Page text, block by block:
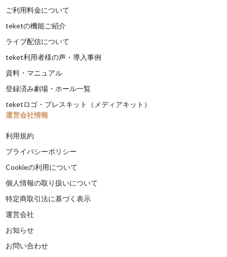
ご利用料金について
teketの機能ご紹介
ライブ配信について
teket利用者様の声・導入事例
資料・マニュアル
登録済み劇場・ホール一覧
teketロゴ・プレスキット（メディアキット）
運営会社情報
利用規約
プライバシーポリシー
Cookieの利用について
個人情報の取り扱いについて
特定商取引法に基づく表示
運営会社
お知らせ
お問い合わせ